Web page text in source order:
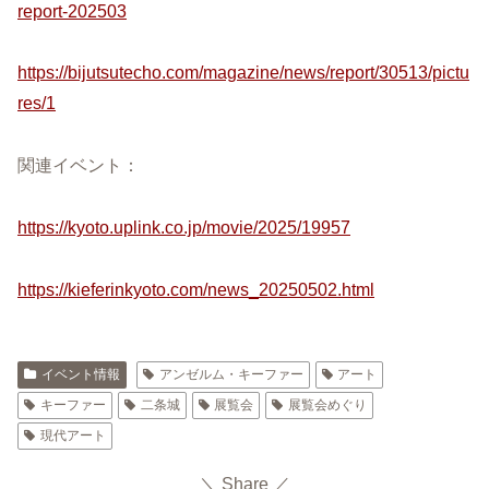
report-202503
https://bijutsutecho.com/magazine/news/report/30513/pictu
res/1
関連イベント：
https://kyoto.uplink.co.jp/movie/2025/19957
https://kieferinkyoto.com/news_20250502.html
イベント情報 アンゼルム・キーファー
アート
キーファー
二条城 展覧会
展覧会めぐり
現代アート
＼ Share ／